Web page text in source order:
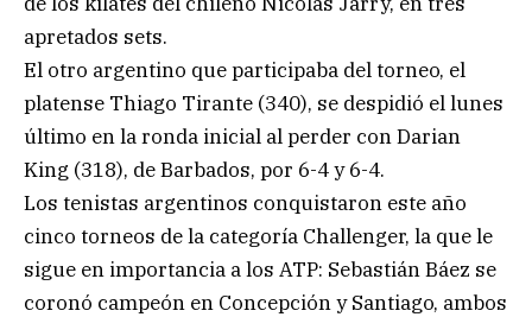
apretados sets.
El otro argentino que participaba del torneo, el
platense Thiago Tirante (340), se despidió el lunes
último en la ronda inicial al perder con Darian
King (318), de Barbados, por 6-4 y 6-4.
Los tenistas argentinos conquistaron este año
cinco torneos de la categoría Challenger, la que le
sigue en importancia a los ATP: Sebastián Báez se
coronó campeón en Concepción y Santiago, ambos